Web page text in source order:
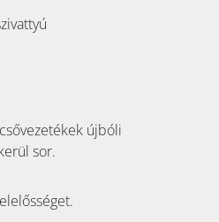
újbóli
sor.